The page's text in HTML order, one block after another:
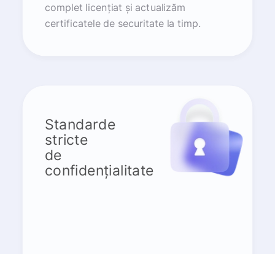
complet licențiat și actualizăm
certificatele de securitate la timp.
Standarde
stricte
de
confidențialitate